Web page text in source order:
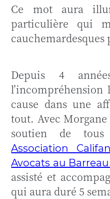
Ce mot aura
particulière qui
Depuis 4
cause dans une
tout. Avec
soutien de
Association
Avocats au
assisté et
qui aura duré 5